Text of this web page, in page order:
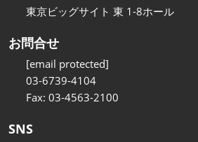
東京ビッグサイト 東 1-8ホール
お問合せ
[email protected]
03-6739-4104
Fax: 03-4563-2100
SNS